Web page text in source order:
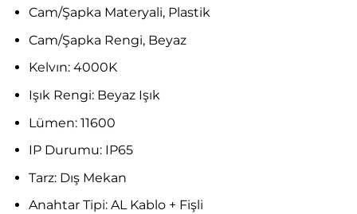
Cam/Şapka Materyali, Plastik
Cam/Şapka Rengi, Beyaz
Kelvın: 4000K
Işık Rengi: Beyaz Işık
Lümen: 11600
IP Durumu: IP65
Tarz: Dış Mekan
Anahtar Tipi: AL Kablo + Fişli